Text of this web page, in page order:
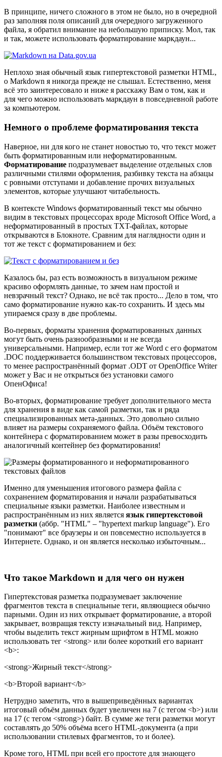
В принципе, ничего сложного в этом не было, но в очередной
раз заполняя поля описаний для очередного загруженного
файла, я обратил внимание на небольшую приписку. Мол, так
и так, можете использовать форматирование маркдаун...
Неплохо зная обычный язык гипертекстовой разметки HTML,
о Markdown я никогда прежде не слышал. Естественно, меня
всё это заинтересовало и ниже я расскажу Вам о том, как и
для чего можно использовать маркдаун в повседневной работе
за компьютером.
Немного о проблеме форматирования текста
Наверное, ни для кого не станет новостью то, что текст может
быть форматированным или неформатированным.
Форматирование подразумевает выделение отдельных слов
различными стилями оформления, разбивку текста на абзацы
с ровными отступами и добавление прочих визуальных
элементов, которые улучшают читабельность.
В контексте Windows форматированный текст мы обычно
видим в текстовых процессорах вроде Microsoft Office Word, а
неформатированный в простых TXT-файлах, которые
открываются в Блокноте. Сравним для наглядности один и
тот же текст с форматированием и без:
Казалось бы, раз есть возможность в визуальном режиме
красиво оформлять данные, то зачем нам простой и
невзрачный текст? Однако, не всё так просто... Дело в том, что
само форматирование нужно как-то сохранить. И здесь мы
упираемся сразу в две проблемы.
Во-первых, форматы хранения форматированных данных
могут быть очень разнообразными и не всегда
универсальными. Например, если тот же Word с его форматом
.DOC поддерживается большинством текстовых процессоров,
то менее распространённый формат .ODT от OpenOffice Writer
может у Вас и не открыться без установки самого
ОпенОфиса!
Во-вторых, форматирование требует дополнительного места
для хранения в виде как самой разметки, так и ряда
специализированных мета-данных. Это довольно сильно
влияет на размеры сохраняемого файла. Объём текстового
контейнера с форматированием может в разы превосходить
аналогичный контейнер без форматирования!
Именно для уменьшения итогового размера файла с
сохранением форматирования и начали разрабатываться
специальные языки разметки. Наиболее известным и
распространённым из них является язык гипертекстовой
разметки (аббр. "HTML" – "hypertext markup language"). Его
"понимают" все браузеры и он повсеместно используется в
Интернете. Однако, и он является несколько избыточным...
Что такое Markdown и для чего он нужен
Гипертекстовая разметка подразумевает заключение
фрагментов текста в специальные теги, являющиеся обычно
парными. Один из них открывает форматирование, а второй
закрывает, возвращая тексту изначальный вид. Например,
чтобы выделить текст жирным шрифтом в HTML можно
использовать тег <strong> или более короткий его вариант
<b>:
<strong>Жирный текст</strong>
<b>Второй вариант</b>
Нетрудно заметить, что в вышеприведённых вариантах
итоговый объём данных будет увеличен на 7 (с тегом <b>) или
на 17 (с тегом <strong>) байт. В сумме же теги разметки могут
составлять до 50% объёма всего HTML-документа (а при
использовании стилевых фрагментов, то и более).
Кроме того, HTML при всей его простоте для знающего